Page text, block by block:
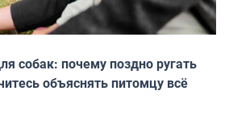
собак: почему поздно ругать
объяснять питомцу всё